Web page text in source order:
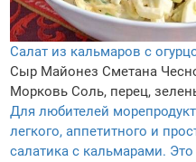
Салат из кальмаров с
Сыр Майонез Сметана
Морковь Соль, перец,
Для любителей
легкого, аппетитного и
салатика с кальмарами.